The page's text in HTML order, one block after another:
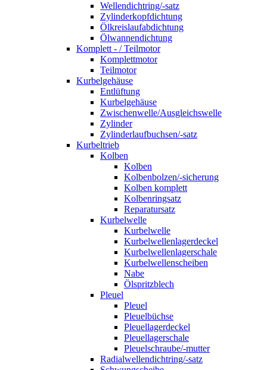
Wellendichtring/-satz
Zylinderkopfdichtung
Ölkreislaufabdichtung
Ölwannendichtung
Komplett - / Teilmotor
Komplettmotor
Teilmotor
Kurbelgehäuse
Entlüftung
Kurbelgehäuse
Zwischenwelle/Ausgleichswelle
Zylinder
Zylinderlaufbuchsen/-satz
Kurbeltrieb
Kolben
Kolben
Kolbenbolzen/-sicherung
Kolben komplett
Kolbenringsatz
Reparatursatz
Kurbelwelle
Kurbelwelle
Kurbelwellenlagerdeckel
Kurbelwellenlagerschale
Kurbelwellenscheiben
Nabe
Ölspritzblech
Pleuel
Pleuel
Pleuelbüchse
Pleuellagerdeckel
Pleuellagerschale
Pleuelschraube/-mutter
Radialwellendichtring/-satz